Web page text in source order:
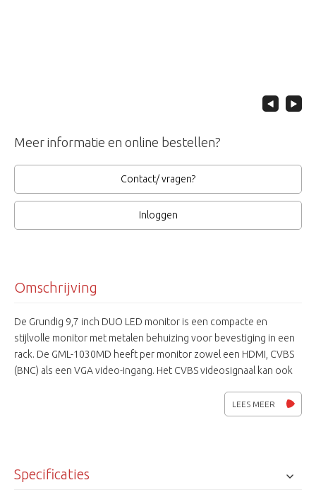
Meer informatie en online bestellen?
Contact/ vragen?
Inloggen
Omschrijving
De Grundig 9,7 inch DUO LED monitor is een compacte en
stijlvolle monitor met metalen behuizing voor bevestiging in een
rack. De GML-1030MD heeft per monitor zowel een HDMI, CVBS
(BNC) als een VGA video-ingang. Het CVBS videosignaal kan ook
LEES MEER
Specificaties